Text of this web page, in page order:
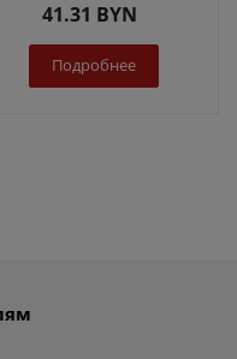
41.31 BYN
Подробнее